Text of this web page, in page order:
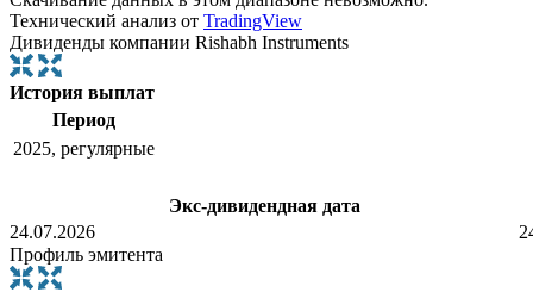
Технический анализ от TradingView
Дивиденды компании Rishabh Instruments
История выплат
Период
2025, регулярные
Экс-дивидендная дата
24.07.2026
Профиль эмитента